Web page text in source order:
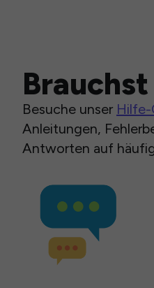
Besuche unser
Anleitungen,
Antworten auf